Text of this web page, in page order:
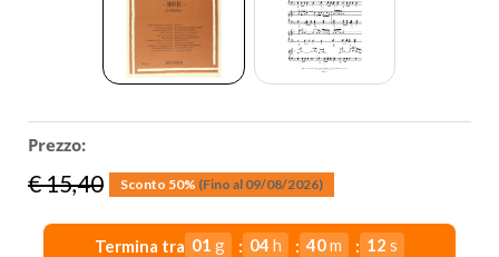
Prezzo:
€ 15,40 Sconto 50% (Fino al 09/08/2026)
Termina tra 01 g 04 h 40m 11 s